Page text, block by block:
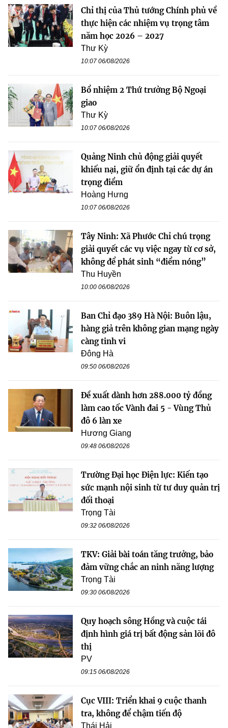
Chỉ thị của Thủ tướng Chính phủ về
thực hiện các nhiệm vụ trọng tâm
năm học 2026 – 2027
Thư Kỳ
10:07 06/08/2026
Bổ nhiệm 2 Thứ trưởng Bộ Ngoại
giao
Thư Kỳ
10:07 06/08/2026
Quảng Ninh chủ động giải quyết
khiếu nại, giữ ổn định tại các dự án
trọng điểm
Hoàng Hưng
10:07 06/08/2026
Tây Ninh: Xã Phước Chỉ chú trọng
giải quyết các vụ việc ngay từ cơ sở,
không để phát sinh “điểm nóng”
Thu Huyền
10:00 06/08/2026
Ban Chỉ đạo 389 Hà Nội: Buôn lậu,
hàng giả trên không gian mạng ngày
càng tinh vi
Đông Hà
09:50 06/08/2026
Đề xuất dành hơn 288.000 tỷ đồng
làm cao tốc Vành đai 5 - Vùng Thủ
đô 6 làn xe
Hương Giang
09:48 06/08/2026
Trường Đại học Điện lực: Kiến tạo
sức mạnh nội sinh từ tư duy quản trị
đối thoại
Trọng Tài
09:32 06/08/2026
TKV: Giải bài toán tăng trưởng, bảo
đảm vững chắc an ninh năng lượng
Trọng Tài
09:30 06/08/2026
Quy hoạch sông Hồng và cuộc tái
định hình giá trị bất động sản lõi đô
thị
PV
09:15 06/08/2026
Cục VIII: Triển khai 9 cuộc thanh
tra, không để chậm tiến độ
Thái Hải